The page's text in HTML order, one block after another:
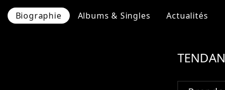
Biographie Albums & Singles Actualités